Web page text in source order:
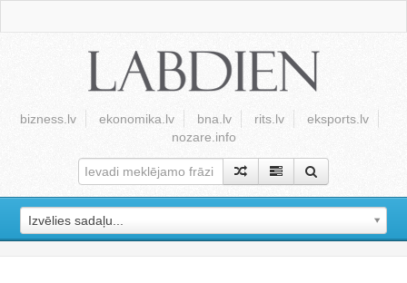
bizness.lv ekonomika.lv bna.lv rits.lv
eksports.lv
nozare.info
Izvēlies sadaļu...